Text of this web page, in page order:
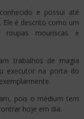
e possui até
Ele é descrito como um
roupas mouriscas e
trabalhos de magia
executor na porta do
pois o médium tem
hoje em dia.